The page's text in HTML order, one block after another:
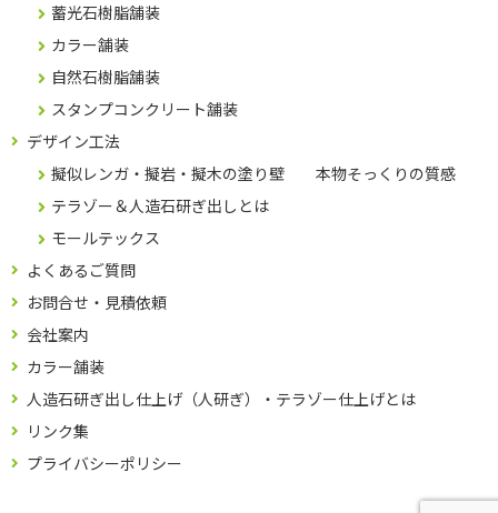
蓄光石樹脂舗装
カラー舗装
自然石樹脂舗装
スタンプコンクリート舗装
デザイン工法
擬似レンガ・擬岩・擬木の塗り壁 本物そっくりの質感
テラゾー＆人造石研ぎ出しとは
モールテックス
よくあるご質問
お問合せ・見積依頼
会社案内
カラー舗装
人造石研ぎ出し仕上げ（人研ぎ）・テラゾー仕上げとは
リンク集
プライバシーポリシー